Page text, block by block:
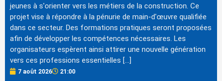
jeunes à s'orienter vers les métiers de la construction. Ce
projet vise à répondre à la pénurie de main-d'œuvre qualifiée
dans ce secteur. Des formations pratiques seront proposées
afin de développer les compétences nécessaires. Les
organisateurs espèrent ainsi attirer une nouvelle génération
vers ces professions essentielles […]
7 août 2026 21:00